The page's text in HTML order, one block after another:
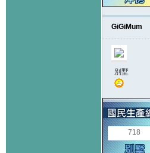
GiGiMum
別墅
718